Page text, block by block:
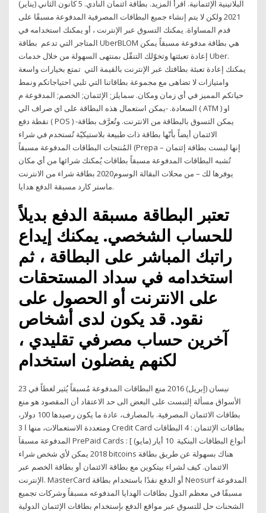
البلاتينية الإئتمانية. اقرأ المزيد. بطاقة ائتمان النادي. 5 كانون الثاني (يناير)
2021 ولكن لا يتم إنشاء جميع البطاقات المصرفية المدفوعة مسبقًا على
قدم المساواة. يمكنك التسوق عبر الإنترنت ، أو يمكنك استخدامه في
المتاجر التي تدعم بطاقة UberBLOM هي بطاقة مدفوعة مسبقاً يمكن
إعادة تعبئتها وتخوّلك التنقّل بمنتهى السهولة من خلال خدمات Uber.
يمكنك إعادة تعبئة بطاقتك عبر الإنترنت بالقيمة التي تمتع بخيارات واسعة
وامتيازات لا تضاهى مع مجموعة بطاقاتنا التي تلبي احتياجاتكم ونمط
حياتكم المميز في أي زمان ومكان. سمايلز; الإئتمان; الخصم; المدفوعة م
السعادة. -يمكن استعمال هذه البطاقة على اي صراف الي ( ATM ) او
نقطة دفع ( POS ) -يمكن التسوق بالبطاقة من الانترنت. وتُعرَّف بطاقة
الائتمان أيضاً بأنّها بطاقة ذات طبيعة بلاستيكيّة تُستخدم في شراء
المُنتجات البطاقات المدفوعة مسبقاً (Prepa إنها ليست بطاقة إئتمان –
تُشبه البطاقات المدفوعة مسبقاً بطاقات يُمكنك شرائها من أي مكان
يوفرها لك – من محلات البقالة الوسوم2020 بطاقة شراء من الانترنت
ماستر كارد مسبقة الدفع هدايا.
تعتبر البطاقة مسبقة الدفع بديلاً
للحساب الشخصي. يمكنك إيداع
راتبك المباشر على البطاقة ، ثم
استخدامه في سداد المستحقات
على الانترنت أو الحصول على
نقود. قد يكون لدى أشخاص
آخرين حساب مصرفي تقليدي ،
لكنهم يفضلون استخدام
23 نيسان (إبريل) 2016 منع البطاقات المدفوعة مُسبقاً يُثير لغطاً في
الأسواق مسألة إلتبست على البعض الى حد الاعتقاد أن المقصود هو منع
بطاقات الائتمان المصرفية. بالمصارف، عادة ما يكون رصيدها 100 دولار،
ومتعددة الاستعمالات، منها ا 3 Credit Card بطاقات الإئتمان : 4 البطاقات
المدفوعة مسبقآ PrePaid Cards : [ أنواع البطاقات البنكية 10 أيار (مايو)
2018 يمكن لأي شخص شراء bitcoins هناك بسهولة عن طريق بطاقة
الائتمان. كيف لشراء بيتكوين مع بطاقة الائتمان أو بطاقة الخصم عبر
الإنترنت. MasterCard أو الدفع نقدًا باستخدام بطاقة Neosurf المدفوعة
مسبقًا في معظم الدول بطاقات الهدايا المدفوعه مسبقاً وشركات تجميع
الشحنات حل للتسوق عبر مواقع الدفع بإستخدام بطاقات الإئتمان الدولية